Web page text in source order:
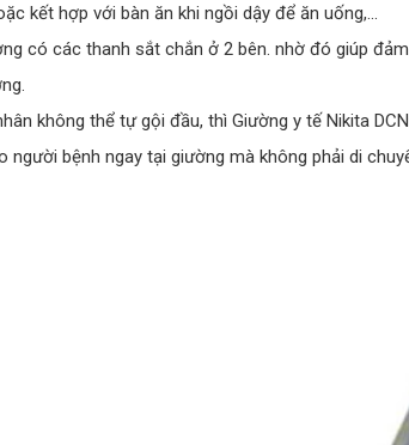
kết hợp với bàn ăn khi ngồi dậy để ăn uống,...
có các thanh sắt chắn ở 2 bên. nhờ đó giúp
không thể tự gội đầu, thì Giường y tế Nikita
người bệnh ngay tại giường mà không phải di